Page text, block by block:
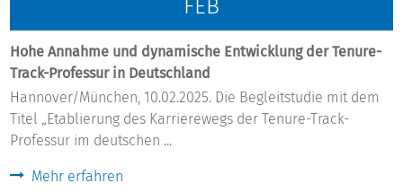
FEB
Hohe Annahme und dynamische Entwicklung der Tenure-
Track-Professur in Deutschland
Hannover/München, 10.02.2025. Die Begleitstudie mit dem
Titel „Etablierung des Karrierewegs der Tenure-Track-
Professur im deutschen ...
Mehr erfahren